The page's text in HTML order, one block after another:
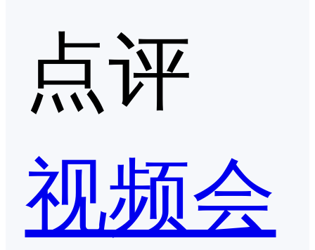
点评
视频会